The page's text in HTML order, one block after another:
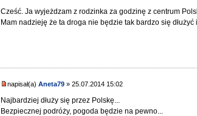
Cześć. Ja wyjeżdzam z rodzinka za godzinę z centrum
Mam nadzieję że ta droga nie będzie tak bardzo się
napisał(a)Aneta79 » 25.07.2014 15:02
Najbardziej dłuży się przez Polskę...
Bezpiecznej podróży, pogoda będzie na pewno...